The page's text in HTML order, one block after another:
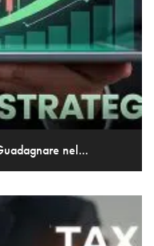
nel...